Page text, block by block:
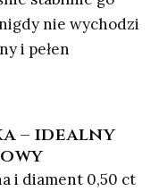
nie wychodzi
i pełen
– idealny
i diament 0,50 ct